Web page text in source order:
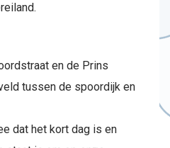
en de Prins
tussen de spoordijk en
dat het kort dag is en